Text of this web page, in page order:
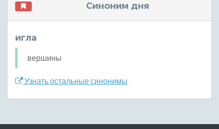
Синоним дня
игла
вершины
Узнать остальные синонимы